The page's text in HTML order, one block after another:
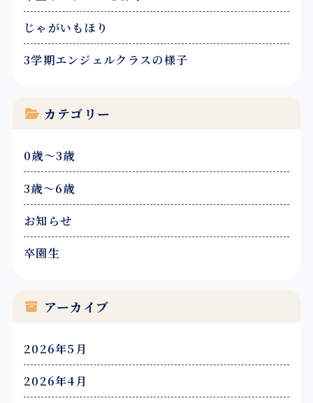
ン
じゃがいもほり
3学期エンジェルクラスの様子
カテゴリー
0歳～3歳
3歳～6歳
お知らせ
卒園生
アーカイブ
2026年5月
2026年4月